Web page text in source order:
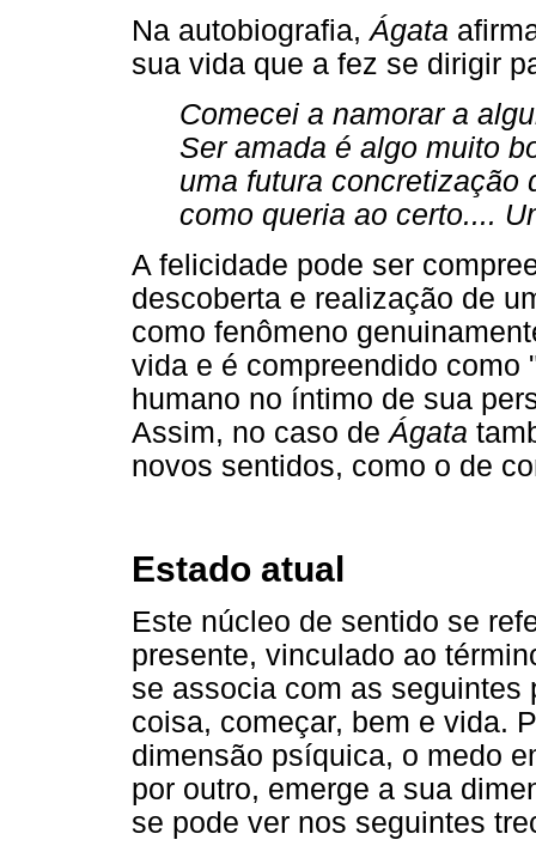
Na autobiografia,Ágata
sua vida que a fez se dirigir
Comecei a namorar a
Ser amada é algo muito
uma futura concretização
como queria ao certo....
A felicidade pode ser
descoberta e realização de
como fenômeno
vida e é compreendido como
humano no íntimo de sua
Assim, no caso deÁgata
novos sentidos, como o de
Estado atual
Este núcleo de sentido se
presente, vinculado ao
se associa com as seguintes
coisa, começar, bem e vida.
dimensão psíquica, o medo
por outro, emerge a sua
se pode ver nos seguintes